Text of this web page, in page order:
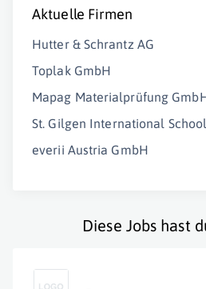
Aktuelle Firmen
Hutter & Schrantz AG
Toplak GmbH
Mapag Materialprüfung
St. Gilgen International
everii Austria GmbH
Diese Jobs hast